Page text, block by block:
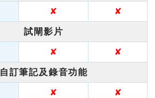
✘ ✘
試閘影片
✘ ✘
自訂筆記及錄音功能
✘ ✘